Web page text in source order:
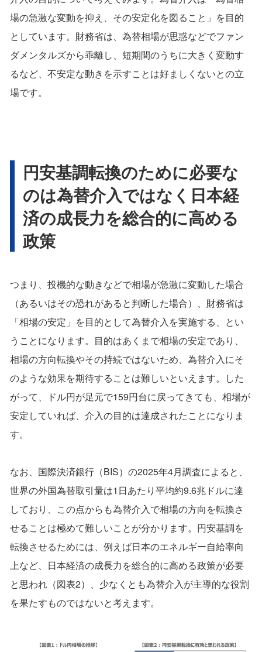
場の急激な変動を抑え、その安定化を図ること」を目的
としています。財務省は、為替相場が思惑などでファン
ダメンタルズから乖離し、短期間のうちに大きく変動す
るなど、不安定な動きを示すことは好ましくないとの立
場です。
円安基調転換のために必要な
のは為替介入ではなく日本経
済の成長力を総合的に高める
政策
つまり、投機的な動きなどで相場が急激に変動した場合
（あるいはその恐れがあると判断した場合）、財務省は
「相場の安定」を目的として為替介入を実施する、とい
うことになります。目的はあくまで相場の安定であり、
相場の方向転換やその持続ではないため、為替介入にそ
のような効果を期待することは難しいといえます。した
がって、ドル円が足元で159円台に戻ってきても、相場が
安定していれば、介入の目的は達成されたことになりま
す。
なお、国際決済銀行（BIS）の2025年4月調査によると、
世界の外国為替取引量は1日あたり平均約9.6兆ドルに達
しており、この点からも為替介入で相場の方向を転換さ
せることは極めて難しいことが分かります。円安基調を
転換させるためには、例えば日本のエネルギー自給率向
上など、日本経済の成長力を総合的に高める政策が必要
と思われ（図表2）、少なくとも為替介入が主導的な役割
を果たすものではないと考えます。